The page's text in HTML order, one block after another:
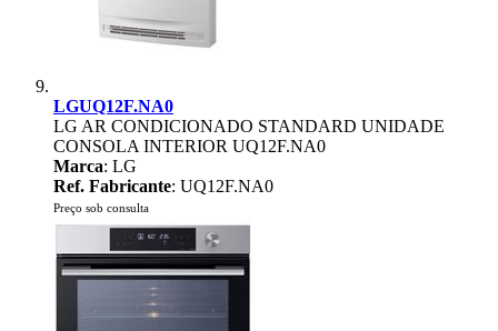
LGUQ12F.NA0
LG AR CONDICIONADO STANDARD UNIDADE
CONSOLA INTERIOR UQ12F.NA0
Marca: LG
Ref. Fabricante: UQ12F.NA0
Preço sob consulta